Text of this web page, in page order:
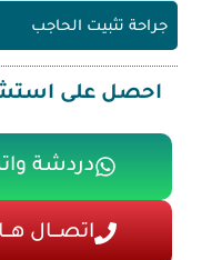
جراحة تثبيت الحاجب
احصل على
دردشة
اتصـــال